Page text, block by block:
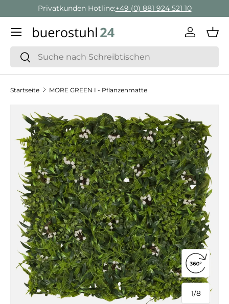
Direkt zum Inhalt
Privatkunden Hotline:+49 (0) 881 924 521 10
Suchen
Suchen
Menü
Startseite MORE GREEN I - Pflanzenmatte
Zu Produktinformationen springen
1/
von
8
360°-